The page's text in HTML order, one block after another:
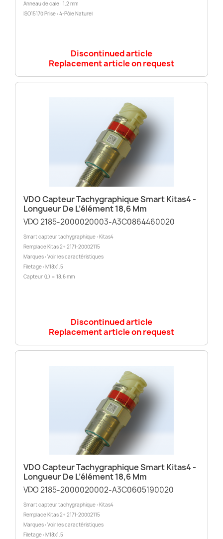
Anneau de cale : 1,2 mm
ISO15170 Prise : 4-Pôle Naturel
Discontinued article
Replacement article on request
VDO Capteur Tachygraphique Smart Kitas4 -
Longueur De L’élément 18,6 Mm
VDO 2185-2000020003-A3C0864460020
Smart capteur tachygraphique : Kitas4
Remplace Kitas 2+ 2171-20002115
Marques : Voir les caractéristiques
Filetage : M18x1.5
Capteur (L) = 18,6 mm
Discontinued article
Replacement article on request
VDO Capteur Tachygraphique Smart Kitas4 -
Longueur De L’élément 18,6 Mm
VDO 2185-2000020002-A3C0605190020
Smart capteur tachygraphique : Kitas4
Remplace Kitas 2+ 2171-20002115
Marques : Voir les caractéristiques
Filetage : M18x1.5